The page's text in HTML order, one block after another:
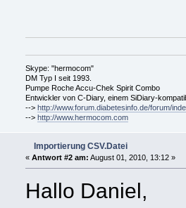
Skype: "hermocom"
DM Typ I seit 1993.
Pumpe Roche Accu-Chek Spirit Combo
Entwickler von C-Diary, einem SiDiary-
--> http://www.forum.diabetesinfo.de/forum/
--> http://www.hermocom.com
Importierung CSV.Datei
« Antwort #2 am: August 01, 2010, 13:12 »
Hallo Daniel,